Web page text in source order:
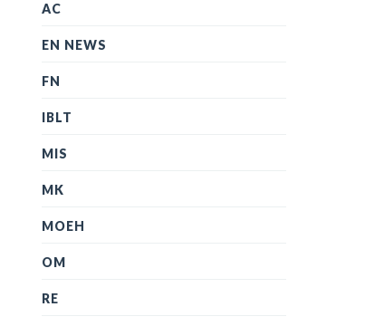
AC
EN NEWS
FN
IBLT
MIS
MK
MOEH
OM
RE